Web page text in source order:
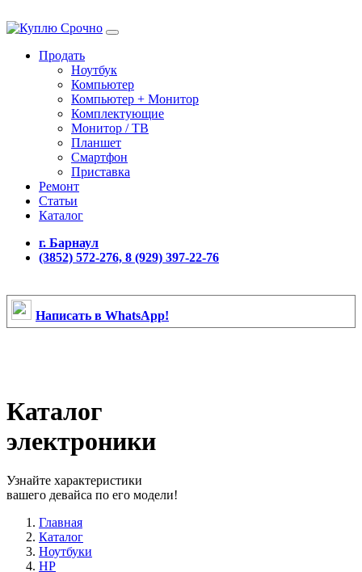
Продать
Ноутбук
Компьютер
Компьютер + Монитор
Комплектующие
Монитор / ТВ
Планшет
Смартфон
Приставка
Ремонт
Статьи
Каталог
г. Барнаул
(3852) 572-276, 8 (929) 397-22-76
Написать в WhatsApp!
Каталог
электроники
Узнайте характеристики
вашего девайса по его модели!
Главная
Каталог
Ноутбуки
HP